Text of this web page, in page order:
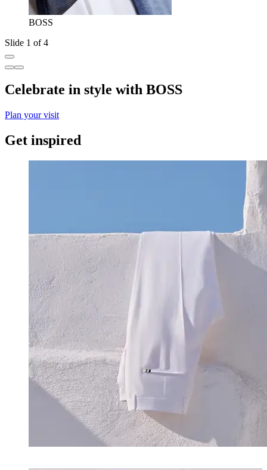
BOSS
Slide 1 of 4
Celebrate in style with BOSS
Plan your visit
Get inspired